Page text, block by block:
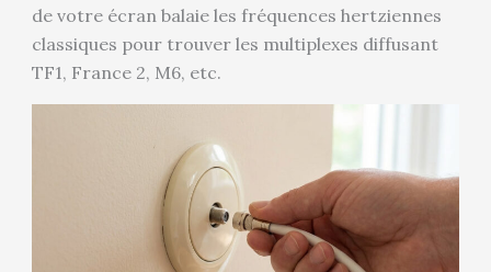
de votre écran balaie les fréquences hertziennes
classiques pour trouver les multiplexes diffusant
TF1, France 2, M6, etc.